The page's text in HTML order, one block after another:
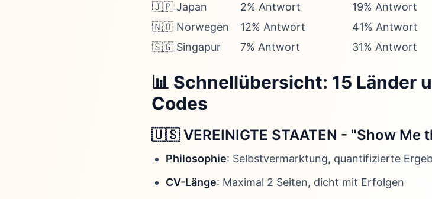
🇯🇵 Japan
2% Antwort 19% Antwort
🇳🇴 Norwegen
12% Antwort 41% Antwort
🇸🇬 Singapur
7% Antwort 31% Antwort
📊 Schnellübersicht: 15 Länder
Codes
🇺🇸 VEREINIGTE STAATEN - "Show Me
Philosophie: Selbstvermarktung, quantifizierte
CV-Länge: Maximal 2 Seiten, dicht mit Erfolgen